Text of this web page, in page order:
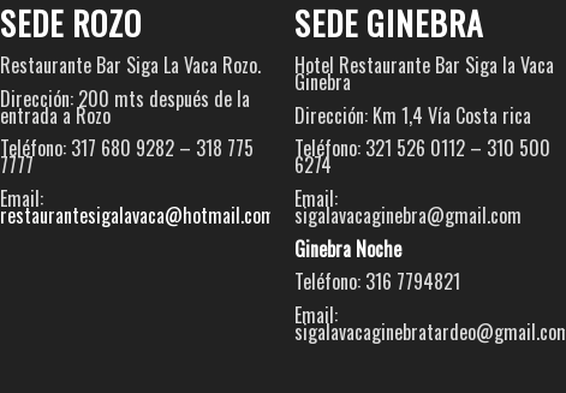
SEDE ROZO
Restaurante Bar Siga La Vaca Rozo.
Dirección: 200 mts después de la
entrada a Rozo
Teléfono: 317 680 9282 – 318 775
7777
Email:
restaurantesigalavaca@hotmail.com
SEDE GINEBRA
Hotel Restaurante Bar Siga la Vaca
Ginebra
Dirección: Km 1,4 Vía Costa rica
Teléfono: 321 526 0112 – 310 500
6274
Email:
sigalavacaginebra@gmail.com
Ginebra Noche
Teléfono: 316 7794821
Email:
sigalavacaginebratardeo@gmail.com